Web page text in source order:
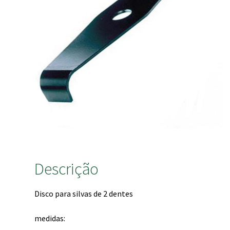
Descrição
Disco para silvas de 2 dentes
medidas: